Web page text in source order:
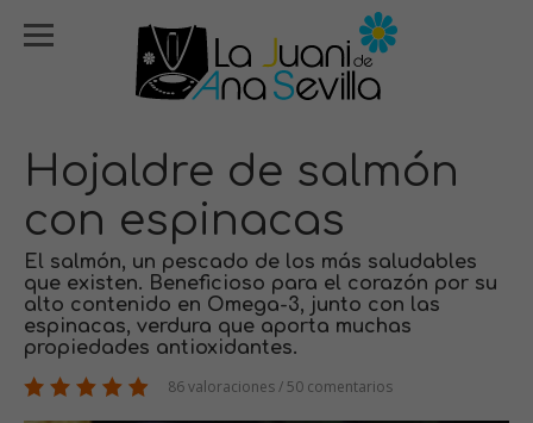
Hojaldre de salmón
con espinacas
El salmón, un pescado de los más saludables
que existen. Beneficioso para el corazón por su
alto contenido en Omega-3, junto con las
espinacas, verdura que aporta muchas
propiedades antioxidantes.
86 valoraciones / 50 comentarios